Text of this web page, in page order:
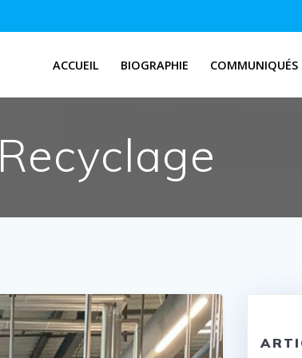
ACCUEIL BIOGRAPHIE COMMUNIQUÉS
Recyclage